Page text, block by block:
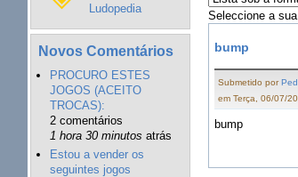
Ludopedia
Novos Comentários
PROCURO ESTES
JOGOS (ACEITO
TROCAS):
2 comentários
1 hora 30 minutos atrás
Estou a vender os
seguintes jogos
Seleccione a
bump
Submetido por
em Terça, 06/07/
bump